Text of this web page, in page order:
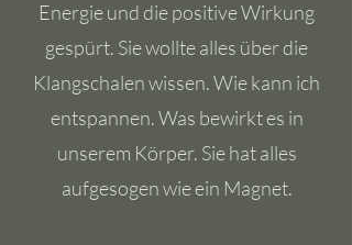
Energie und die positive Wirkung
gespürt. Sie wollte alles über die
Klangschalen wissen. Wie kann ich
entspannen. Was bewirkt es in
unserem Körper. Sie hat alles
aufgesogen wie ein Magnet.